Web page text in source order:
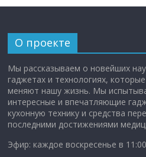
О проекте
Мы рассказываем о новейших
гаджетах и технологиях,
меняют нашу жизнь. Мы
интересные и впечатляющие
кухонную технику и средства
последними достижениями
Эфир: каждое воскресенье в